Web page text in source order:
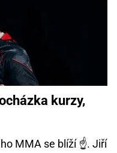
kurzy,
MMA se blíží ☝. Jiří